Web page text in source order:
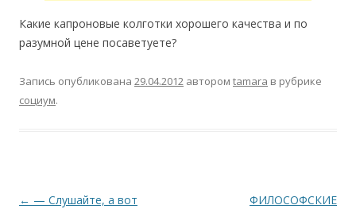
Какие капроновые колготки хорошего качества и по
разумной цене посаветуете?
Запись опубликована 29.04.2012 автором tamara в рубрике
социум.
Навигация по записям
← — Слушайте, а вот
ФИЛОСОФСКИЕ